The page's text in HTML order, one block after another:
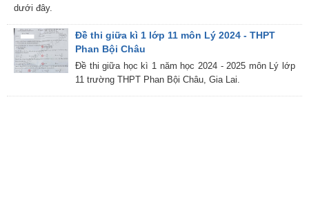
dưới đây.
Đề thi giữa kì 1 lớp 11 môn Lý 2024 - THPT
Phan Bội Châu
Đề thi giữa học kì 1 năm học 2024 - 2025 môn Lý lớp
11 trường THPT Phan Bội Châu, Gia Lai.